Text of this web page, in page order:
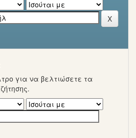
για να βελτιώσετε τα